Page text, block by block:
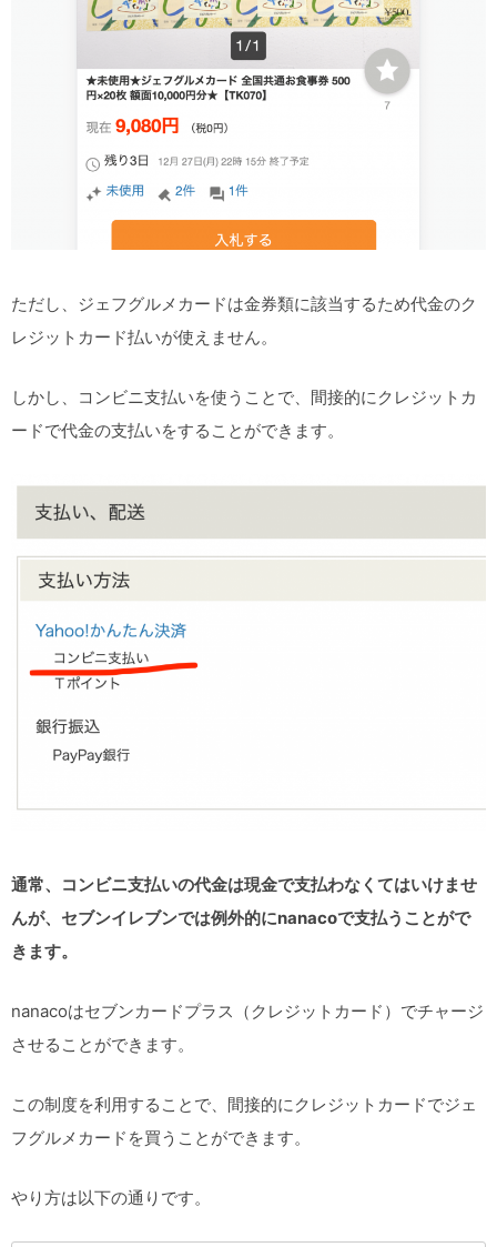
ただし、ジェフグルメカードは金券類に該当するため代金のク
レジットカード払いが使えません。
しかし、コンビニ支払いを使うことで、間接的にクレジットカ
ードで代金の支払いをすることができます。
通常、コンビニ支払いの代金は現金で支払わなくてはいけませ
んが、セブンイレブンでは例外的にnanacoで支払うことがで
きます。
nanacoはセブンカードプラス（クレジットカード）でチャージ
させることができます。
この制度を利用することで、間接的にクレジットカードでジェ
フグルメカードを買うことができます。
やり方は以下の通りです。